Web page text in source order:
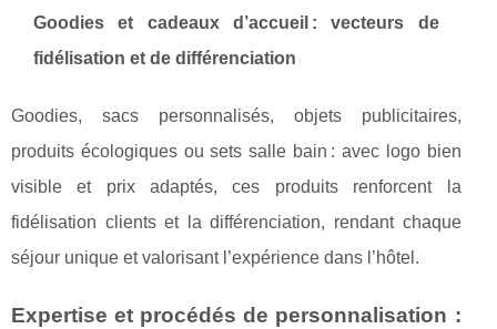
Goodies et cadeaux d’accueil : vecteurs de
fidélisation et de différenciation
Goodies, sacs personnalisés, objets publicitaires,
produits écologiques ou sets salle bain : avec logo bien
visible et prix adaptés, ces produits renforcent la
fidélisation clients et la différenciation, rendant chaque
séjour unique et valorisant l’expérience dans l’hôtel.
Expertise et procédés de personnalisation :